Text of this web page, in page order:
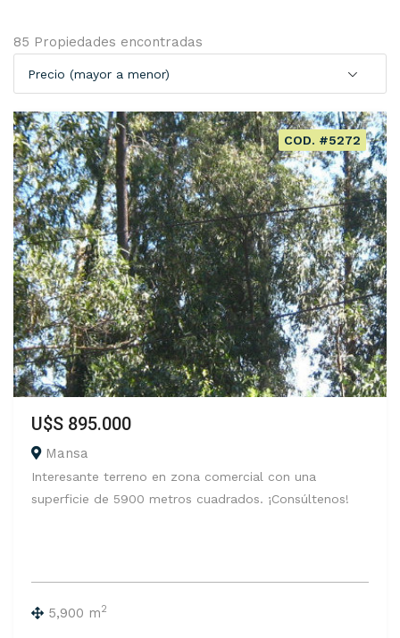
85 Propiedades encontradas
Precio (mayor a menor)
COD. #5272
U$S 895.000
Mansa
Interesante terreno en zona comercial con una
superficie de 5900 metros cuadrados. ¡Consúltenos!
5,900 m2